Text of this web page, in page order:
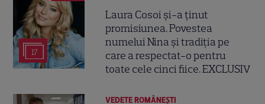
17
Laura Cosoi și-a ținut
promisiunea. Povestea
numelui Nina și tradiția pe
care a respectat-o pentru
toate cele cinci fiice. EXCLUSIV
VEDETE ROMÂNEŞTI